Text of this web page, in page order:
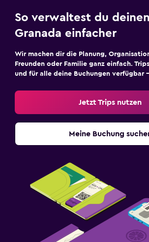
So verwaltest du
Granada einfacher
Wir machen dir die Planung,
Freunden oder Familie ganz einfach.
und für alle deine Buchungen verfügbar
Jetzt Trips nutzen
Meine Buchung